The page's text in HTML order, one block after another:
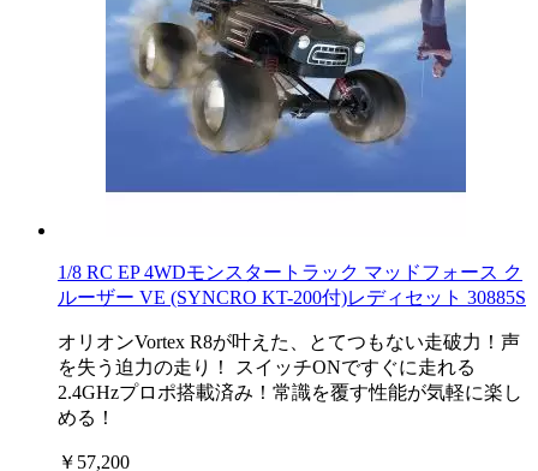
1/8 RC EP 4WDモンスタートラック マッドフォース ク
ルーザー VE (SYNCRO KT-200付)レディセット 30885S
オリオンVortex R8が叶えた、とてつもない走破力！声
を失う迫力の走り！ スイッチONですぐに走れる
2.4GHzプロポ搭載済み！常識を覆す性能が気軽に楽し
める！
￥57,200